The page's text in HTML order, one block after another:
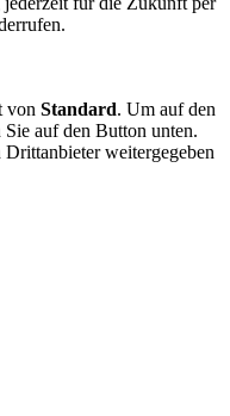
von Standard. Um auf den
auf den Button unten.
Drittanbieter weitergegeben